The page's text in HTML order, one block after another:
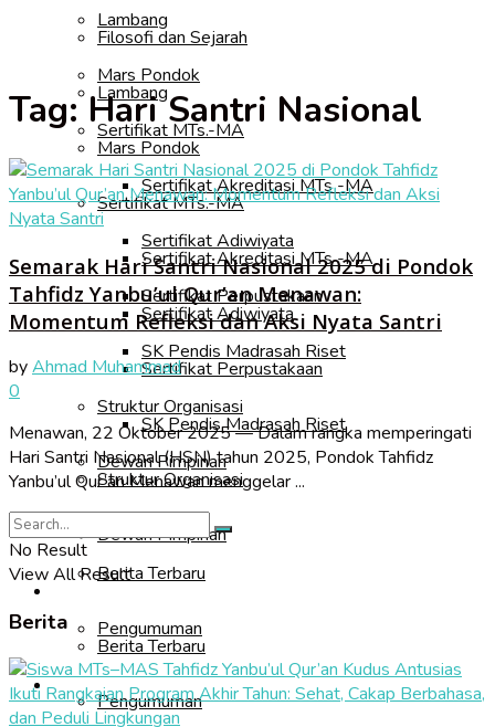
Lambang
Mars Pondok
Sertifikat MTs.-MA
Sertifikat Akreditasi MTs -MA
Sertifikat Adiwiyata
Sertifikat Perpustakaan
SK Pendis Madrasah Riset
Struktur Organisasi
Dewan Pimpinan
Informasi
Berita Terbaru
Pengumuman
Akademik
Filosofi dan Sejarah
Lambang
Mars Pondok
Sertifikat MTs.-MA
Sertifikat Akreditasi MTs -MA
Sertifikat Adiwiyata
Sertifikat Perpustakaan
SK Pendis Madrasah Riset
Struktur Organisasi
Dewan Pimpinan
Berita Terbaru
Pengumuman
Tag:Hari Santri Nasional
Semarak Hari Santri Nasional 2025 di Pondok
Tahfidz Yanbu’ul Qur’an Menawan:
Momentum Refleksi dan Aksi Nyata Santri
byAhmad Muhammad
0
Menawan, 22 Oktober 2025 — Dalam rangka memperingati
Hari Santri Nasional (HSN) tahun 2025, Pondok Tahfidz
Yanbu’ul Qur’an Menawan menggelar ...
No Result
View All Result
Berita